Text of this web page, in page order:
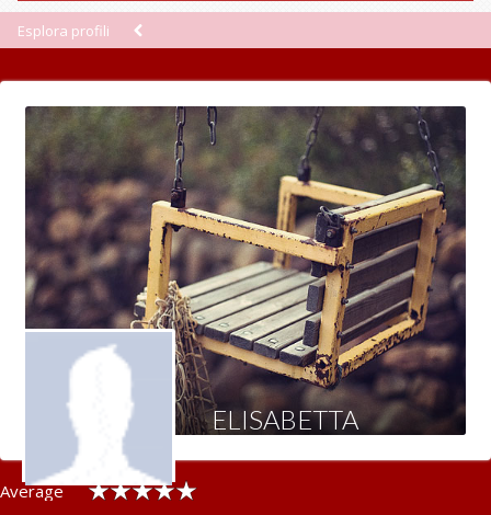
Eventi
Account
Registrati
Contattaci
Esplora profili
ELISABETTA
Average